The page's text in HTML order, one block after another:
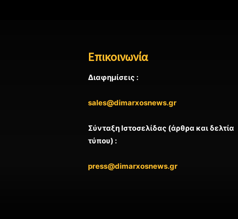
Επικοινωνία
Διαφημίσεις :
sales@dimarxosnews.gr
Σύνταξη Ιστοσελίδας (άρθρα και δελτία
τύπου) :
press@dimarxosnews.gr